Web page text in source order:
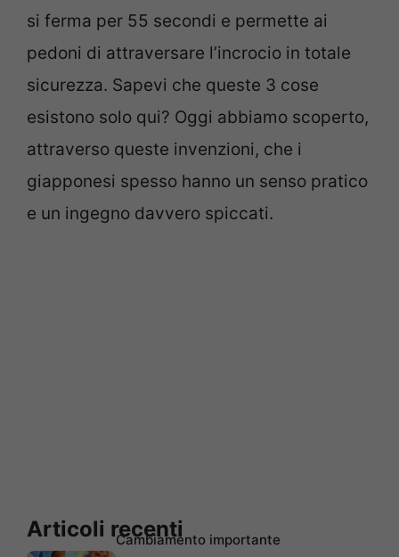
si ferma per 55 secondi e permette ai
pedoni di attraversare l’incrocio in totale
sicurezza. Sapevi che queste 3 cose
esistono solo qui? Oggi abbiamo scoperto,
attraverso queste invenzioni, che i
giapponesi spesso hanno un senso pratico
e un ingegno davvero spiccati.
Articoli recentiCambiamento importante